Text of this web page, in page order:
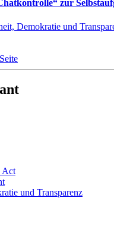
zur
Demokratie und
Act
und Transparenz